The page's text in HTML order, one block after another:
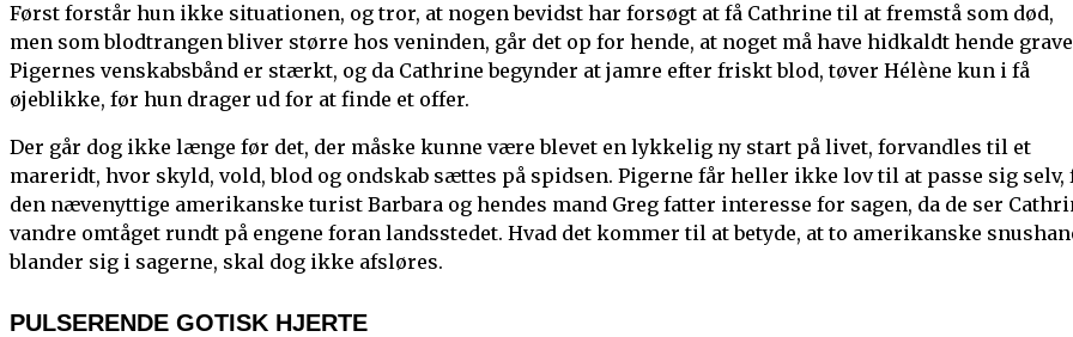
Først forstår hun ikke situationen, og tror, at nogen bevidst har forsøgt at få Cathrine til at fremstå som død,
men som blodtrangen bliver større hos veninden, går det op for hende, at noget må have hidkaldt hende
Pigernes venskabsbånd er stærkt, og da Cathrine begynder at jamre efter friskt blod, tøver Hélène kun i få
øjeblikke, før hun drager ud for at finde et offer.
Der går dog ikke længe før det, der måske kunne være blevet en lykkelig ny start på livet, forvandles til et
mareridt, hvor skyld, vold, blod og ondskab sættes på spidsen. Pigerne får heller ikke lov til at passe sig selv,
den nævenyttige amerikanske turist Barbara og hendes mand Greg fatter interesse for sagen, da de ser
vandre omtåget rundt på engene foran landsstedet. Hvad det kommer til at betyde, at to amerikanske
blander sig i sagerne, skal dog ikke afsløres.
PULSERENDE GOTISK HJERTE